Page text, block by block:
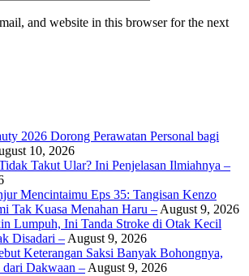
and website in this browser for the next
2026 Dorong Perawatan Personal bagi
10, 2026
Takut Ular? Ini Penjelasan Ilmiahnya –
Mencintaimu Eps 35: Tangisan Kenzo
Tak Kuasa Menahan Haru – August 9, 2026
Lumpuh, Ini Tanda Stroke di Otak Kecil
Disadari – August 9, 2026
Keterangan Saksi Banyak Bohongnya,
Dakwaan – August 9, 2026